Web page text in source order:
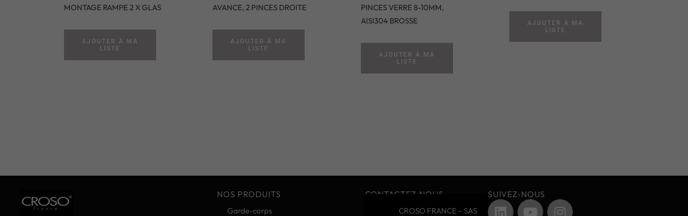
MONTAGE RAMPE 2 X GLAS
AJOUTER À MA
LISTE
AVANCE, 2 PINCES DROITE
AJOUTER À MA
LISTE
PINCES VERRE 8-10MM,
AISI304 BROSSE
AJOUTER À MA
LISTE
AJOUTER À MA
LISTE
NOS PRODUITS
Garde-corps
CONTACTEZ-NOUS
CROSO FRANCE – SAS
SUIVEZ-NOUS